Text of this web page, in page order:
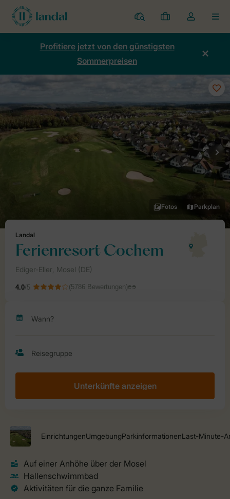
Ferienparks
Meine
Buchungen
Dropdown-
Menü
Kontos
Profitiere jetzt von den günstigsten
Sommerpreisen
Unterkünfte anzeigen